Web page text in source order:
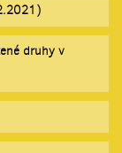
druhy v